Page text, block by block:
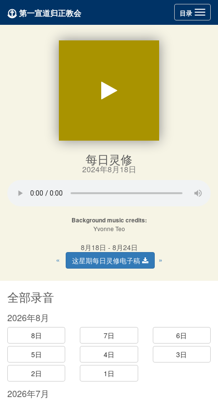
Toggle
navigation
目录
第一宣道归正教会
每日灵修
2024年8月18日
Background music credits:
Yvonne Teo
8月18日 - 8月24日
«
这星期每日灵修电子稿 »
全部录音
2026年8月
8日 7日
6日
5日
4日
3日
2日
1日
2026年7月